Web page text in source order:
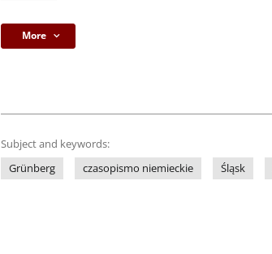
More
Subject and keywords:
Grünberg
czasopismo niemieckie Śląsk